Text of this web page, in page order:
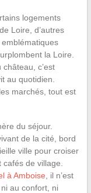
logements
Loire, d’autres
la Loire.
c’est
au quotidien.
marchés, tout est
du séjour.
de la cité, bord
ville pour croiser
de village.
à Amboise , il n’est
au confort, ni